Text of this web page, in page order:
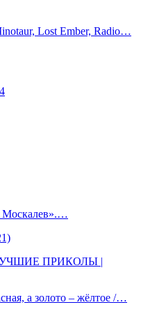
Lost Ember, Radio…
Москалев».…
ПРИКОЛЫ |
а золото – жёлтое /…